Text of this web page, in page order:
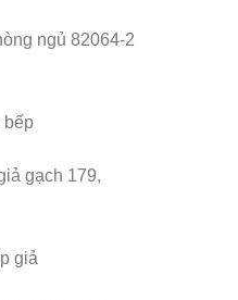
ngủ 82064-2
gạch 179,